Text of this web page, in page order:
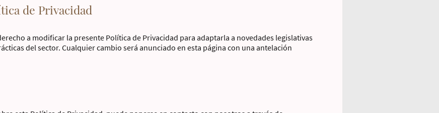
de Privacidad
a modificar la presente Política de Privacidad para adaptarla a novedades legislativas
del sector. Cualquier cambio será anunciado en esta página con una antelación